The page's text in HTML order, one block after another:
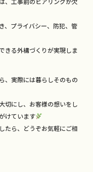
、プライバシー、防犯、管
きる外構づくりが実現しま
、実際には暮らしそのもの
切にし、お客様の想いをし
けています
たら、どうぞお気軽にご相